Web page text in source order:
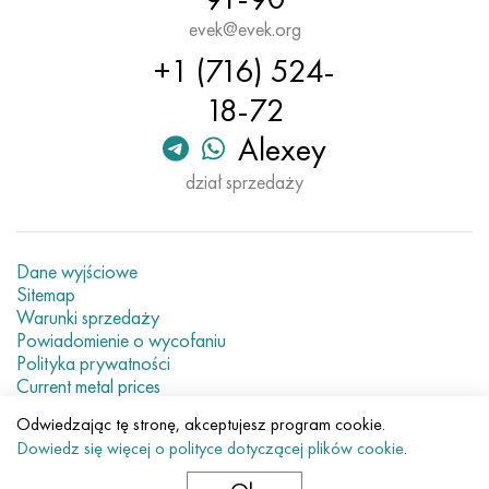
evek@evek.org
+1 (716) 524-
18-72
Alexey
dział sprzedaży
Dane wyjściowe
Sitemap
Warunki sprzedaży
Powiadomienie o wycofaniu
Polityka prywatności
Current metal prices
© 2007–2026 «Evek GmbH»
Korzystanie z zawartości strony internetowej bez
bezpośredniego odniesienia jest zabronione.
Odwiedzając tę stronę, akceptujesz program cookie.
Dowiedz się więcej o polityce dotyczącej plików cookie.